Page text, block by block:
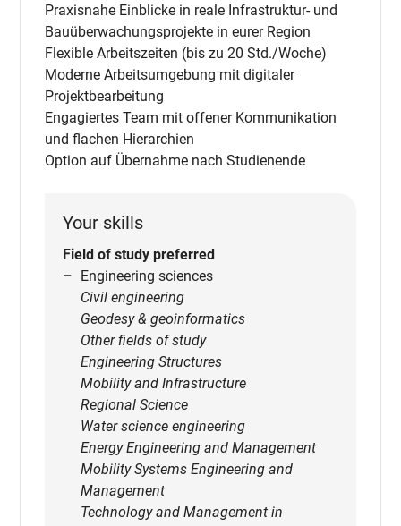
Praxisnahe Einblicke in reale Infrastruktur- und
Bauüberwachungsprojekte in eurer Region
Flexible Arbeitszeiten (bis zu 20 Std./Woche)
Moderne Arbeitsumgebung mit digitaler
Projektbearbeitung
Engagiertes Team mit offener Kommunikation
und flachen Hierarchien
Option auf Übernahme nach Studienende
Your skills
Field of study preferred
Engineering sciences
Civil engineering
Geodesy & geoinformatics
Other fields of study
Engineering Structures
Mobility and Infrastructure
Regional Science
Water science engineering
Energy Engineering and Management
Mobility Systems Engineering and
Management
Technology and Management in